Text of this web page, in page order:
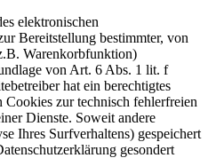
elektronischen
Bereitstellung bestimmter, von
Warenkorbfunktion)
von Art. 6 Abs. 1 lit. f
hat ein berechtigtes
Cookies zur technisch fehlerfreien
Dienste. Soweit andere
Ihres Surfverhaltens) gespeichert
gesondert